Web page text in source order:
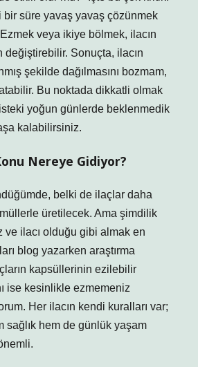
bir süre yavaş yavaş çözünmek
veya ikiye bölmek, ilacın
Sonuçta, ilacın
şekilde dağılmasını bozmam,
Bu noktada dikkatli olmak
yoğun günlerde beklenmedik
kalabilirsiniz.
Nereye Gidiyor?
belki de ilaçlar daha
üretilecek. Ama şimdilik
ve ilacı olduğu gibi almak en
blog yazarken araştırma
kapsüllerinin ezilebilir
ise kesinlikle ezmemeniz
Her ilacın kendi kuralları var;
sağlık hem de günlük yaşam